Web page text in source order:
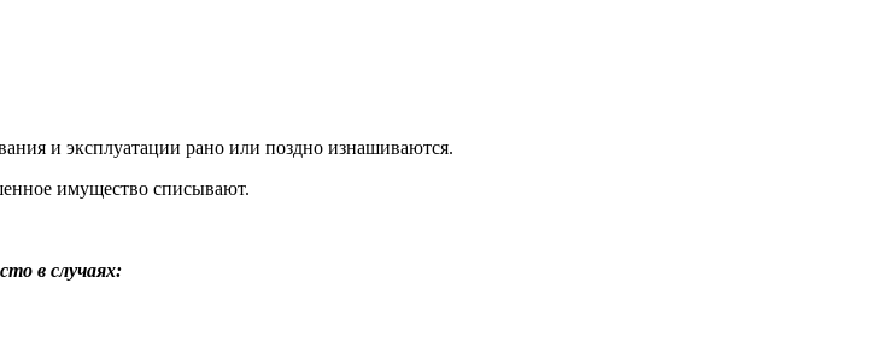
и эксплуатации рано или поздно изнашиваются.
имущество списывают.
в случаях: